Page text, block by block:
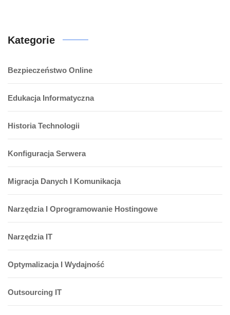
Kategorie
Bezpieczeństwo Online
Edukacja Informatyczna
Historia Technologii
Konfiguracja Serwera
Migracja Danych I Komunikacja
Narzędzia I Oprogramowanie Hostingowe
Narzędzia IT
Optymalizacja I Wydajność
Outsourcing IT